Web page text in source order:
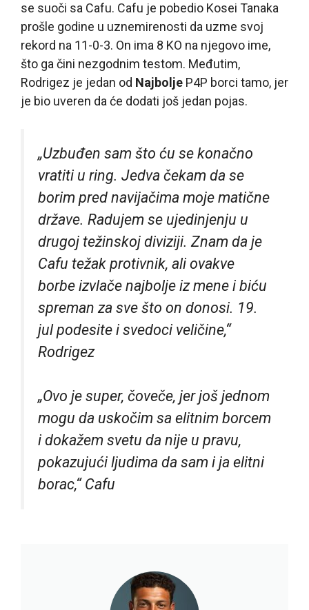
se suoči sa Cafu. Cafu je pobedio Kosei Tanaka
prošle godine u uznemirenosti da uzme svoj
rekord na 11-0-3. On ima 8 KO na njegovo ime,
što ga čini nezgodnim testom. Međutim,
Rodrigez je jedan od Najbolje P4P borci tamo, jer
je bio uveren da će dodati još jedan pojas.
„Uzbuđen sam što ću se konačno
vratiti u ring. Jedva čekam da se
borim pred navijačima moje matične
države. Radujem se ujedinjenju u
drugoj težinskoj diviziji. Znam da je
Cafu težak protivnik, ali ovakve
borbe izvlače najbolje iz mene i biću
spreman za sve što on donosi. 19.
jul podesite i svedoci veličine,“
Rodrigez
„Ovo je super, čoveče, jer još jednom
mogu da uskočim sa elitnim borcem
i dokažem svetu da nije u pravu,
pokazujući ljudima da sam i ja elitni
borac,“ Cafu